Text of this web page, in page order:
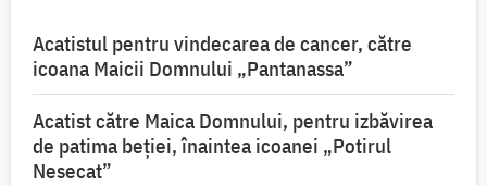
Acatistul pentru vindecarea de cancer, către
icoana Maicii Domnului „Pantanassa”
Acatist către Maica Domnului, pentru izbăvirea
de patima beției, înaintea icoanei „Potirul
Nesecat”